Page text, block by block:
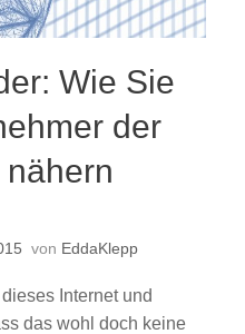
Wie Sie
der
von EddaKlepp
Internet und
das wohl doch keine